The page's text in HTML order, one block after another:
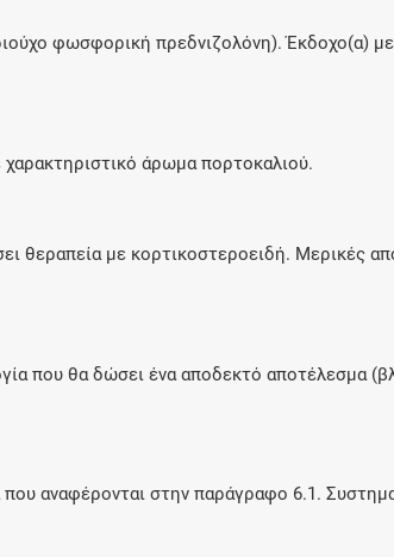
και αγωγές
Γνωρίζατε ότι...
μαζί σας γεγονότα της
φωσφορική πρεδνιζολόνη). Έκδοχο(α)
άρωμα πορτοκαλιού.
με κορτικοστεροειδή. Μερικές
που θα δώσει ένα αποδεκτό αποτέλεσμα
αναφέρονται στην παράγραφο 6.1.